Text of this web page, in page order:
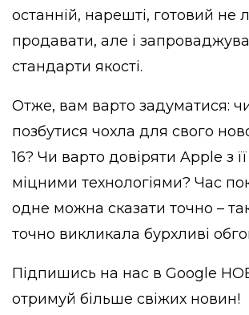
останній, нарешті, готовий не
продавати, але і
стандарти якості.
Отже, вам варто задуматися:
позбутися чохла для свого
16? Чи варто довіряти Apple з
міцними технологіями? Час
одне можна сказати точно –
точно викликала бурхливі
Підпишись на нас в Google
отримуй більше свіжих новин!